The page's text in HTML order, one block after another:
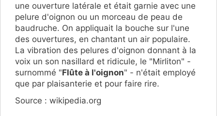
une ouverture latérale et était garnie avec une
pelure d'oignon ou un morceau de peau de
baudruche. On appliquait la bouche sur l'une
des ouvertures, en chantant un air populaire.
La vibration des pelures d'oignon donnant à la
voix un son nasillard et ridicule, le "Mirliton" -
surnommé "Flûte à l'oignon" - n'était employé
que par plaisanterie et pour faire rire.
Source : wikipedia.org